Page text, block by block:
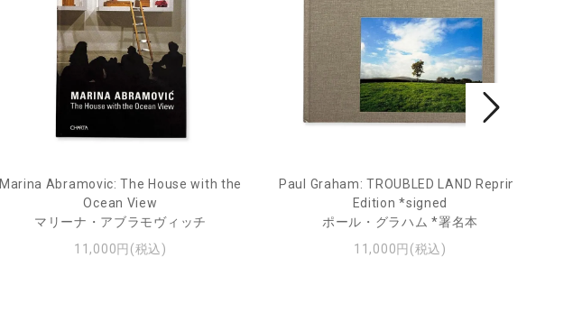
Marina Abramovic: The House with the
Ocean View
マリーナ・アブラモヴィッチ
11,000円(税込)
Paul Graham: TROUBLED LAND Reprint
Edition *signed
ポール・グラハム *署名本
11,000円(税込)